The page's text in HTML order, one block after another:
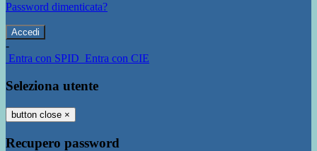
Password dimenticata?
-
Entra con SPID Entra con CIE
Seleziona utente
button close ×
Recupero password